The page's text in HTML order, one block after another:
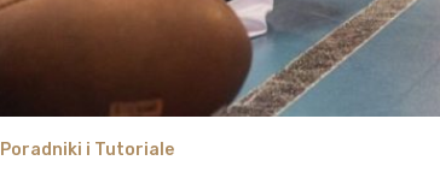
Poradniki i Tutoriale